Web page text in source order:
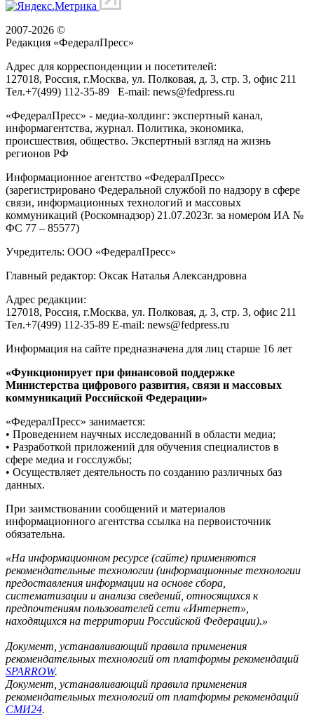
2007-2026 ©
Редакция «ФедералПресс»
Адрес для корреспонденции и посетителей:
127018, Россия, г.Москва, ул. Полковая, д. 3, стр. 3, офис 211
Тел.+7(499) 112-35-89 E-mail: news@fedpress.ru
«ФедералПресс» - медиа-холдинг: экспертный канал,
информагентства, журнал. Политика, экономика,
происшествия, общество. Экспертный взгляд на жизнь
регионов РФ
Информационное агентство «ФедералПресс»
(зарегистрировано Федеральной службой по надзору в сфере
связи, информационных технологий и массовых
коммуникаций (Роскомнадзор) 21.07.2023г. за номером ИА №
ФС 77 – 85577)
Учредитель: ООО «ФедералПресс»
Главный редактор: Оксак Наталья Александровна
Адрес редакции:
127018, Россия, г.Москва, ул. Полковая, д. 3, стр. 3, офис 211
Тел.+7(499) 112-35-89 E-mail: news@fedpress.ru
Информация на сайте предназначена для лиц старше 16 лет
«Функционирует при финансовой поддержке
Министерства цифрового развития, связи и массовых
коммуникаций Российской Федерации»
«ФедералПресс» занимается:
• Проведением научных исследований в области медиа;
• Разработкой приложений для обучения специалистов в
сфере медиа и госслужбы;
• Осуществляет деятельность по созданию различных баз
данных.
При заимствовании сообщений и материалов
информационного агентства ссылка на первоисточник
обязательна.
«На информационном ресурсе (сайте) применяются
рекомендательные технологии (информационные технологии
предоставления информации на основе сбора,
систематизации и анализа сведений, относящихся к
предпочтениям пользователей сети «Интернет»,
находящихся на территории Российской Федерации).»
Документ, устанавливающий правила применения
рекомендательных технологий от платформы рекомендаций
SPARROW.
Документ, устанавливающий правила применения
рекомендательных технологий от платформы рекомендаций
СМИ24.